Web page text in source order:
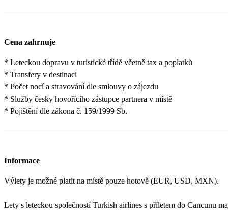
Cena zahrnuje
* Leteckou dopravu v turistické třídě včetně tax a poplatků
* Transfery v destinaci
* Počet nocí a stravování dle smlouvy o zájezdu
* Služby česky hovořícího zástupce partnera v místě
* Pojištění dle zákona č. 159/1999 Sb.
Informace
Výlety je možné platit na místě pouze hotově (EUR, USD, MXN).
Lety s leteckou společností Turkish airlines s příletem do Cancunu